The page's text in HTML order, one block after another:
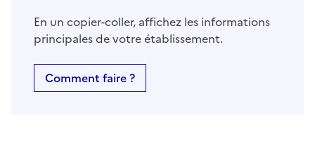
En un copier-coller, affichez les informations
principales de votre établissement.
Comment faire ?